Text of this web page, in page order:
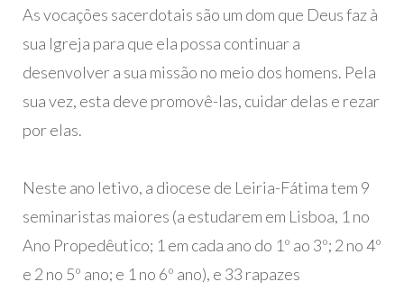
As vocações sacerdotais são um dom que Deus faz à
sua Igreja para que ela possa continuar a
desenvolver a sua missão no meio dos homens. Pela
sua vez, esta deve promovê-las, cuidar delas e rezar
por elas.
Neste ano letivo, a diocese de Leiria-Fátima tem 9
seminaristas maiores (a estudarem em Lisboa, 1 no
Ano Propedêutico; 1 em cada ano do 1º ao 3º; 2 no 4º
e 2 no 5º ano; e 1 no 6º ano), e 33 rapazes